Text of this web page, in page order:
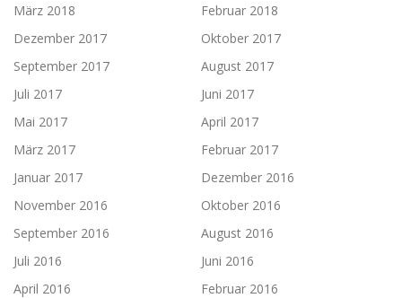
März 2018
Februar 2018
Dezember 2017
Oktober 2017
September 2017
August 2017
Juli 2017
Juni 2017
Mai 2017
April 2017
März 2017
Februar 2017
Januar 2017
Dezember 2016
November 2016
Oktober 2016
September 2016
August 2016
Juli 2016
Juni 2016
April 2016
Februar 2016